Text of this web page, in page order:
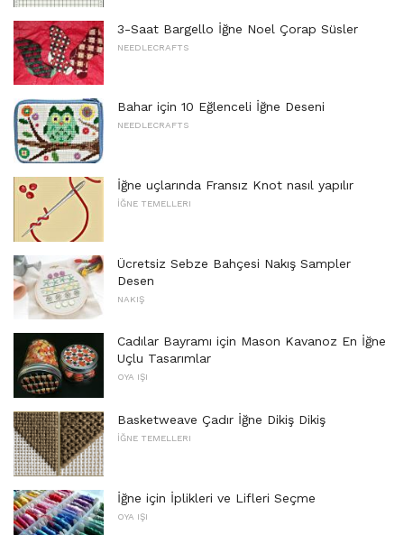
3-Saat Bargello İğne Noel Çorap Süsler
NEEDLECRAFTS
Bahar için 10 Eğlenceli İğne Deseni
NEEDLECRAFTS
İğne uçlarında Fransız Knot nasıl yapılır
İĞNE TEMELLERI
Ücretsiz Sebze Bahçesi Nakış Sampler
Desen
NAKIŞ
Cadılar Bayramı için Mason Kavanoz En İğne
Uçlu Tasarımlar
OYA IŞI
Basketweave Çadır İğne Dikiş Dikiş
İĞNE TEMELLERI
İğne için İplikleri ve Lifleri Seçme
OYA IŞI